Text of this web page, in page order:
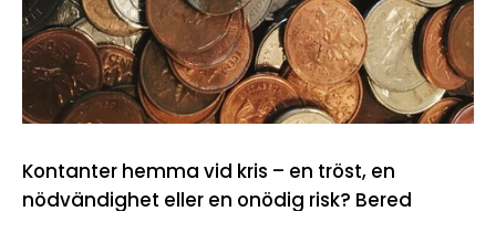
Kontanter hemma vid kris – en tröst, en
nödvändighet eller en onödig risk? Bered